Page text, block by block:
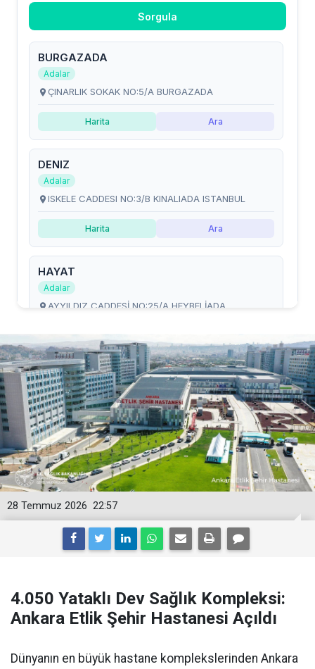
22:57
28 Temmuz 2026
4.050 Yataklı Dev Sağlık Kompleksi:
Ankara Etlik Şehir Hastanesi Açıldı
Dünyanın en büyük hastane komplekslerinden Ankara